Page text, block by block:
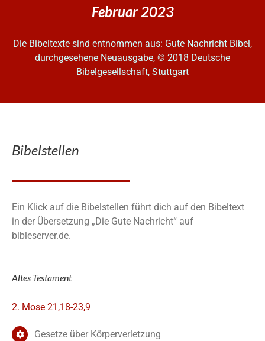
Februar 2023
Die Bibeltexte sind entnommen aus: Gute Nachricht Bibel,
durchgesehene Neuausgabe, © 2018 Deutsche
Bibelgesellschaft, Stuttgart
Bibelstellen
Ein Klick auf die Bibelstellen führt dich auf den Bibeltext
in der Übersetzung „Die Gute Nachricht“ auf
bibleserver.de.
Altes Testament
2. Mose 21,18-23,9
Gesetze über Körperverletzung